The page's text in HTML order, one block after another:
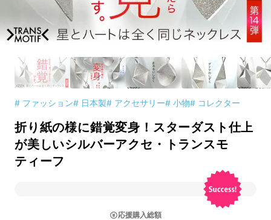
# ファッション# 日本製# アクセサリー# 小物# コレクター
折り紙の様に錯覚変身！スターダスト仕上
が美しいシルバーアクセ・トランスモ
ティーフ
応援購入総額